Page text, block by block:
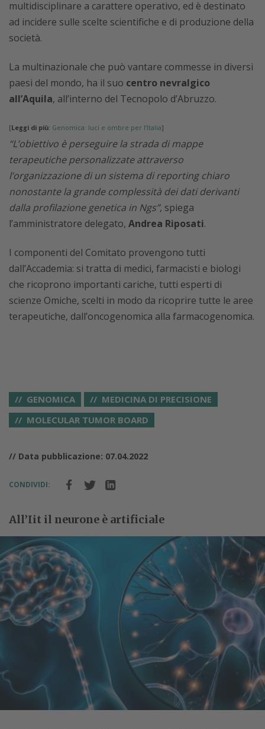
multidisciplinare a carattere operativo, ed è destinato
ad incidere sulle scelte scientifiche e di produzione della
società.
La multinazionale che può vantare commesse in diversi
paesi del mondo, ha il suo centro nevralgico
all’Aquila, all’interno del Tecnopolo d’Abruzzo.
[Leggi di più: Genomica: luci e ombre per l’Italia]
“L’obiettivo è perseguire la strada di mappe
terapeutiche personalizzate attraverso
l’organizzazione di un sistema di reporting chiaro
nonostante la grande complessità dei dati derivanti
dalla profilazione genetica in Ngs”, spiega
l’amministratore delegato, Andrea Riposati.
I componenti del Comitato provengono tutti
dall’Accademia: si tratta di medici, farmacisti e biologi
che ricoprono importanti cariche, tutti esperti di
scienze Omiche, scelti in modo da ricoprire tutte le aree
terapeutiche, dall’oncogenomica alla farmacogenomica.
GENOMICA
MEDICINA DI PRECISIONE
MOLECULAR TUMOR BOARD
// Data pubblicazione: 07.04.2022
CONDIVIDI:
All’Iit il neurone è artificiale